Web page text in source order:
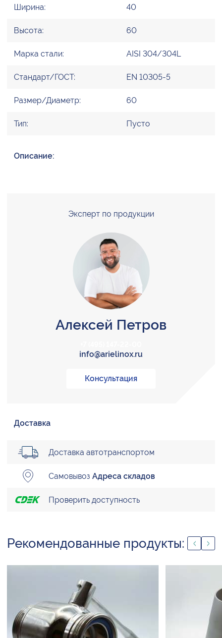
Ширина: 40
Высота: 60
Марка стали: AISI 304/304L
Стандарт/ГОСТ: EN 10305-5
Размер/Диаметр: 60
Тип: Пусто
Описание:
Эксперт по продукции
Алексей Петров
info@arielinox.ru
Консультация
Доставка
Доставка автотранспортом
Самовывоз Адреса складов
Проверить доступность
Рекомендованные продукты: